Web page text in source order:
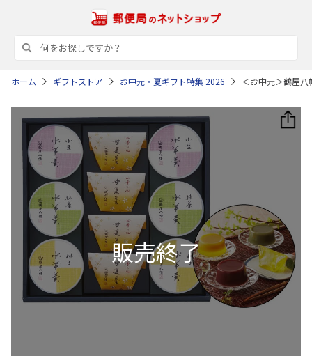
ホーム ギフトストア お中元・夏ギフト特集 2026 ＜お中元＞鶴屋